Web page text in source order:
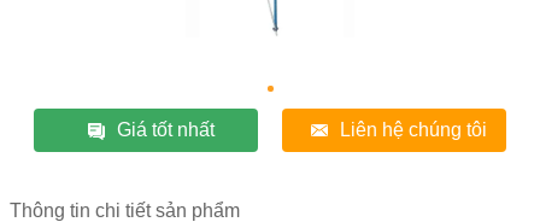
Giá tốt nhất Liên hệ chúng tôi
Thông tin chi tiết sản phẩm